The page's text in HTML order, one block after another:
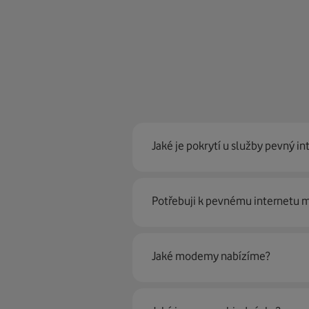
Jaké je pokrytí u služby pevný
Pevný internet můžeme
Potřebuji k pevnému internetu
Ano, potřebujete. Rádi vám ho
poradí naši proškolení prodejci
Jaké modemy nabízíme?